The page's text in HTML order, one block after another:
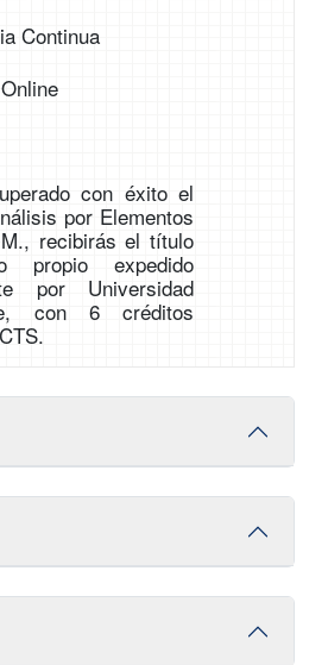
Continua
con éxito el
por Elementos
recibirás el título
propio expedido
por Universidad
con 6 créditos